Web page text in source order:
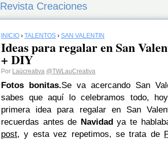
Revista Creaciones
INICIO › TALENTOS › SAN VALENTÍN
Ideas para regalar en San
+ DIY
Por Laücreativa @TWLauCreativa
Fotos bonitas.Se va acercando San
sabes que aquí lo celebramos todo,
primera idea para regalar en San
recuerdas antes de Navidadya te
post, y esta vez repetimos, se trata de